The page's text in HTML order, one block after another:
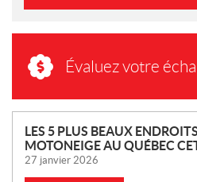
Évaluez votre
N
O
U
LES 5 PLUS BEAUX
MOTONEIGE AU QUÉBEC
27 janvier 2026